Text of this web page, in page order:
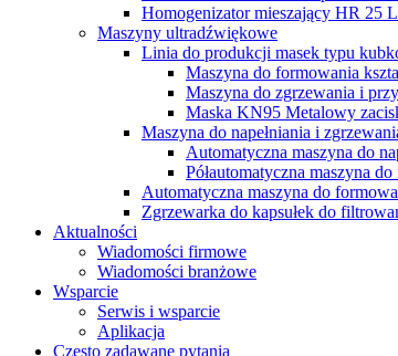
Homogenizator mieszający HR 25
Maszyny ultradźwiękowe
Linia do produkcji masek typu
Maszyna do formowania
Maszyna do zgrzewania i
Maska KN95 Metalowy
Maszyna do napełniania i
Automatyczna maszyna do
Półautomatyczna maszyna
Automatyczna maszyna do
Zgrzewarka do kapsułek do
Aktualności
Wiadomości firmowe
Wiadomości branżowe
Wsparcie
Serwis i wsparcie
Aplikacja
Często zadawane pytania